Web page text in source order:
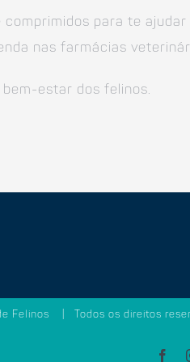
para te
nas farmácias
estar dos felinos.
Felinos | Todos os direitos